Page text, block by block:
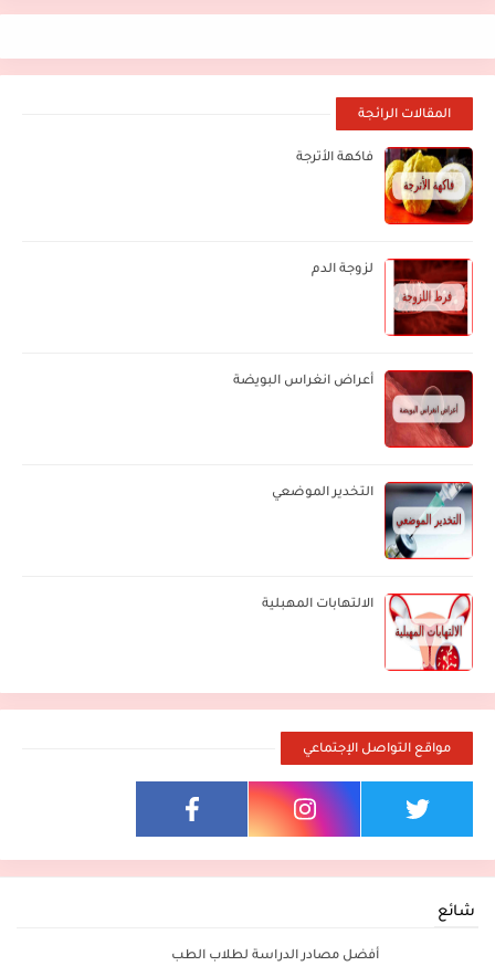
المقالات الرائجة
فاكهة الأترجة
لزوجة الدم
أعراض انغراس البويضة
التخدير الموضعي
الالتهابات المهبلية
مواقع التواصل الإجتماعي
شائع
أفضل مصادر الدراسة لطلاب الطب